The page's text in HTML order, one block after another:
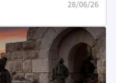
28/06/26